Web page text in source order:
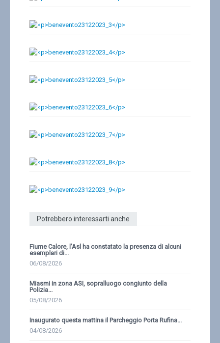
Potrebbero interessarti anche
Fiume Calore, l’Asl ha constatato la presenza di alcuni
esemplari di...
06/08/2026
Miasmi in zona ASI, sopralluogo congiunto della
Polizia...
05/08/2026
Inaugurato questa mattina il Parcheggio Porta Rufina...
04/08/2026